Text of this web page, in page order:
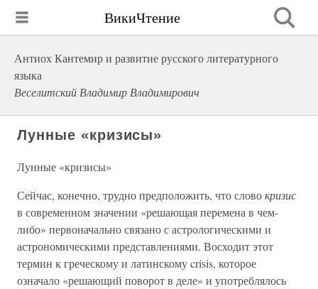
ВикиЧтение
Антиох Кантемир и развитие русского литературного
языка
Веселитский Владимир Владимирович
Лунные «кризисы»
Лунные «кризисы»
Сейчас, конечно, трудно предположить, что словокризис
в современном значении «решающая перемена в чем-
либо» первоначально связано с астрологическими и
астрономическими представлениями. Восходит этот
термин к греческому и латинскому crisis, которое
означало «решающий поворот в деле» и употреблялось